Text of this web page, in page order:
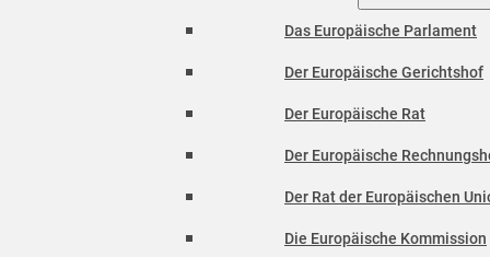
Das Europäische Parlament
Der Europäische Gerichtshof
Der Europäische Rat
Der Europäische
Der Rat der Europäischen
Die Europäische Kommission